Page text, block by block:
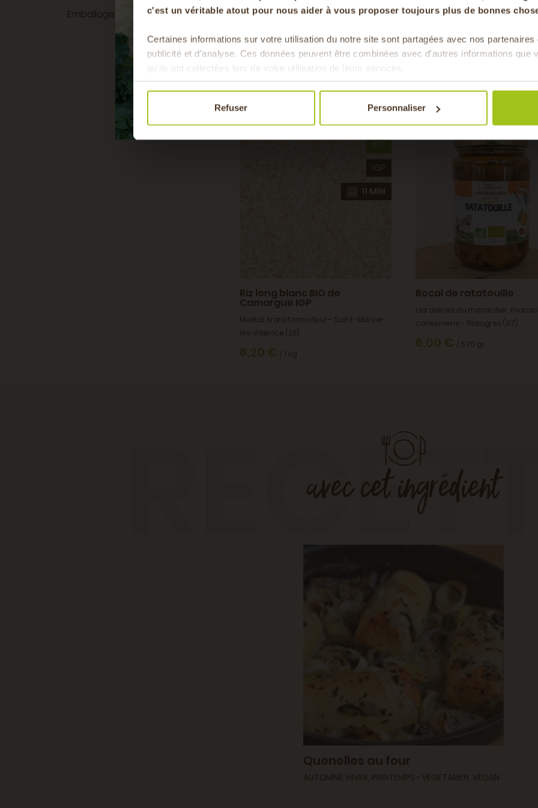
c'est un véritable atout pour nous aider à vous proposer toujours plus de bonnes
Certaines informations sur votre utilisation du notre site sont partagées avec nos
publicité et d'analyse. Ces données peuvent être combinées avec d'autres informations que
qu'ils ont collectées lors de votre utilisation de leurs services.
Refuser Personnaliser
Emballage
Bocal en verre
Vous aimerez
IGP
11 MIN
Riz long blanc BIO de
Camargue IGP
Markal, transformateur - Saint-Marcel-
lès-Valence (26)
6,20 € / 1 kg
Bocal de ratatouille
Les délices du maraicher,
conserverie - Peaugres (07)
6,00 € / 670 gr
Pour faire le plein chaque
&